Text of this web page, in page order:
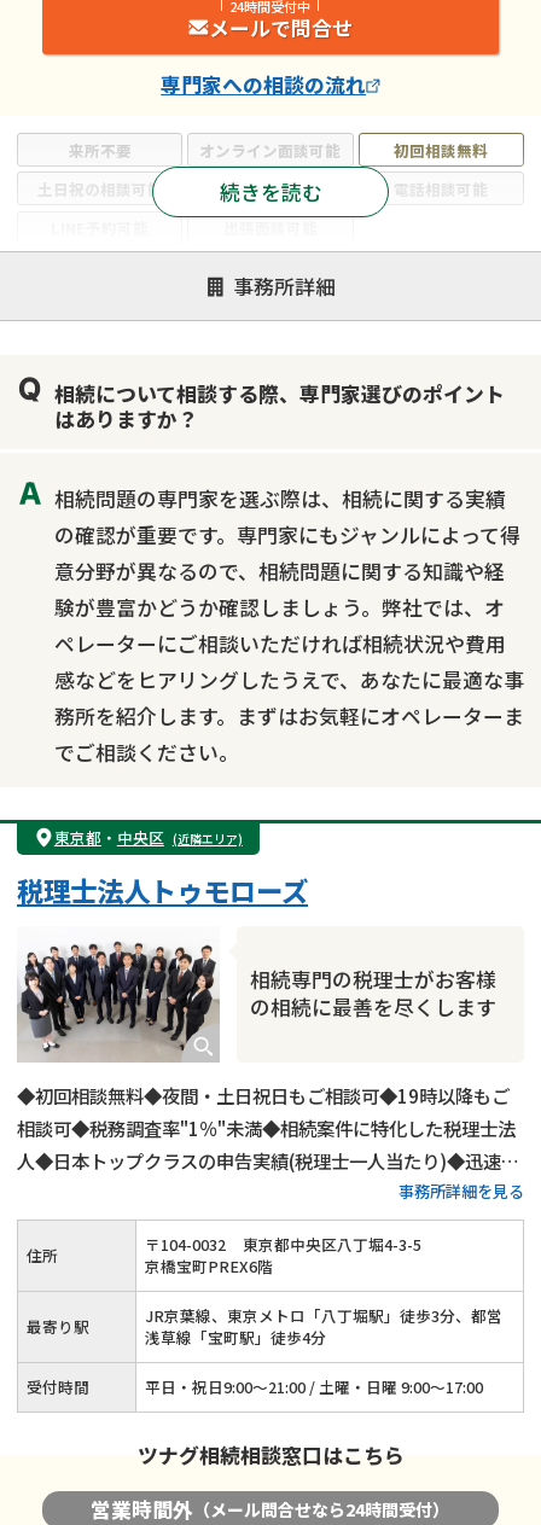
来所不要 オンライン面談可能
初回相談無料
土日祝の相談可能
19時以降電話可能
電話相談可能
遺言書作成・遺言執行
相続放棄
相続登記
相続手続き
銀行手続き
家族信託
成年後見・任意後見
相続トラブル
続きを読む
24時間受付中
メールで問合せ
専門家への相談の流れ
事務所詳細
相続について相談する際、専門家選びのポイント
はありますか？
相続問題の専門家を選ぶ際は、相続に関する実績
の確認が重要です。専門家にもジャンルによって得
意分野が異なるので、相続問題に関する知識や経
験が豊富かどうか確認しましょう。弊社では、オ
ペレーターにご相談いただければ相続状況や費用
感などをヒアリングしたうえで、あなたに最適な事
務所を紹介します。まずはお気軽にオペレーターま
でご相談ください。
東京都 ・ 中央区 (近隣エリア)
相続専門の税理士がお客様
の相続に最善を尽くします
税理士法人トゥモローズ
◆初回相談無料◆夜間・土日祝日もご相談可◆19時以降もご
相談可◆税務調査率"1％"未満◆相続案件に特化した税理士法
人◆日本トップクラスの申告実績(税理士一人当たり)◆迅速対
事務所詳細を見る
住所 〒104-0032
東京都中央区八丁堀4-3-5
京橋宝町PREX6階
最寄り駅
JR京葉線、東京メトロ「八丁堀駅」徒歩3分、都営
浅草線「宝町駅」徒歩4分
受付時間 平日・祝日9:00～21:00 / 土曜・日曜 9:00～17:00
ツナグ相続相談窓口はこちら
営業時間外 （メール問合せなら24時間受付）